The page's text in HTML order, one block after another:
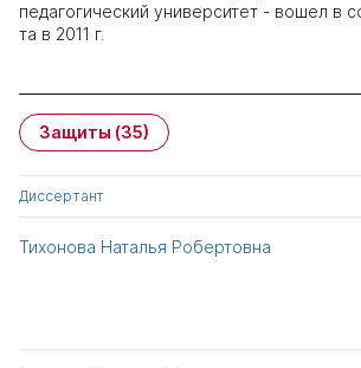
педагогический университет - вошел в
та в 2011 г.
Защиты (35)
Диссертант
Тихонова Наталья Робертовна